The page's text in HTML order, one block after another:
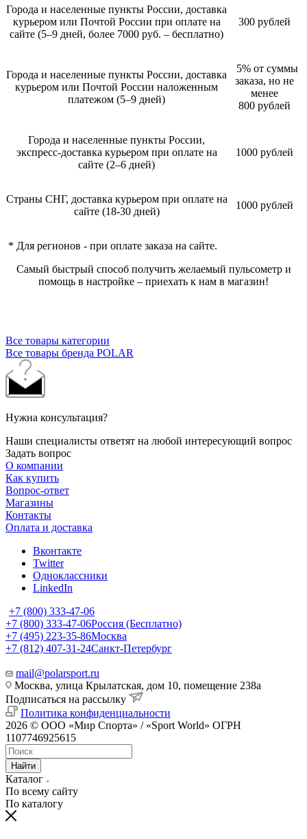
Города и населенные пункты России, доставка
курьером или Почтой России при оплате на
сайте (5–9 дней, более 7000 руб. – бесплатно)
300 рублей
Города и населенные пункты России, доставка
курьером или Почтой России наложенным
платежом (5–9 дней)
5% от суммы
заказа, но не
менее
800 рублей
Города и населенные пункты России,
экспресс-доставка курьером при оплате на
сайте (2–6 дней)
1000 рублей
Страны СНГ, доставка курьером при оплате на
сайте (18-30 дней)
1000 рублей
* Для регионов - при оплате заказа на сайте.
Самый быстрый способ получить желаемый пульсометр и
помощь в настройке – приехать к нам в магазин!
Все товары категории
Все товары бренда POLAR
Нужна консультация?
Наши специалисты ответят на любой интересующий вопрос
Задать вопрос
О компании
Как купить
Вопрос-ответ
Магазины
Контакты
Оплата и доставка
Вконтакте
Twitter
Одноклассники
LinkedIn
+7 (800) 333-47-06
+7 (800) 333-47-06Россия (Бесплатно)
+7 (495) 223-35-86Москва
+7 (812) 407-31-24Санкт-Петербург
mail@polarsport.ru
Москва, улица Крылатская, дом 10, помещение 238а
Подписаться на рассылку
Политика конфиденциальности
2026 © ООО «Мир Спорта» / «Sport World» ОГРН
1107746925615
Найти
Каталог
По всему сайту
По каталогу